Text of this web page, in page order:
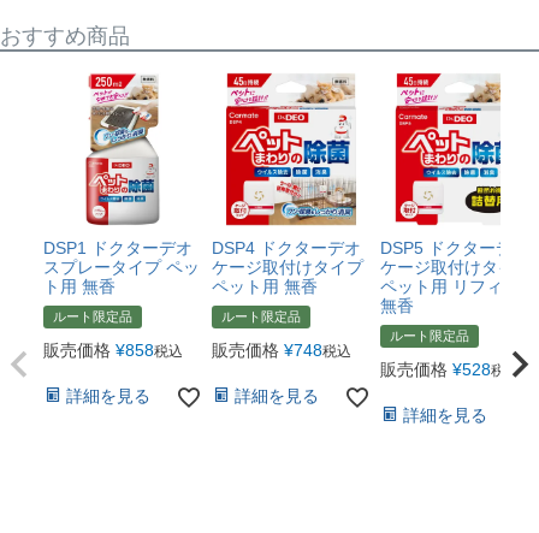
おすすめ商品
DSP1 ドクターデオ
スプレータイプ ペッ
ト用 無香
ルート限定品
販売価格 ¥858税込
詳細を見る
DSP4 ドクターデオ
ケージ取付けタイプ
ペット用 無香
ルート限定品
販売価格 ¥748税込
詳細を見る
DSP5 ドクターデオ
ケージ取付けタイプ
ペット用 リフィル
無香
ルート限定品
販売価格 ¥528税込
詳細を見る